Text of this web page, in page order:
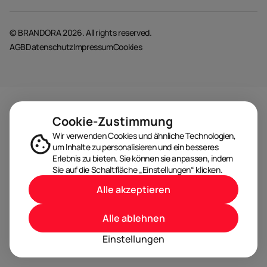
© BRANDORA 2026. All rights reserved.
AGBDatenschutzImpressumCookies
Cookie-Zustimmung
Wir verwenden Cookies und ähnliche Technologien,
um Inhalte zu personalisieren und ein besseres
Erlebnis zu bieten. Sie können sie anpassen, indem
Sie auf die Schaltfläche „Einstellungen“ klicken.
Einstellungen
Alle ablehnen
Alle akzeptieren